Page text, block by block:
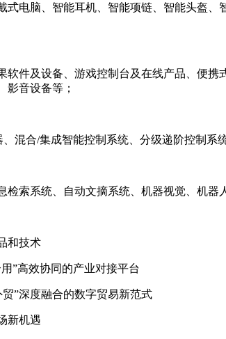
电脑、智能耳机、智能项链、智能头盔
件及设备、游戏控制台及在线产品、便
影音设备等；
混合/集成智能控制系统、分级递阶控制系
索系统、自动文摘系统、机器视觉、机器
和技术
”高效协同的产业对接平台
”深度融合的数字贸易新范式
新机遇